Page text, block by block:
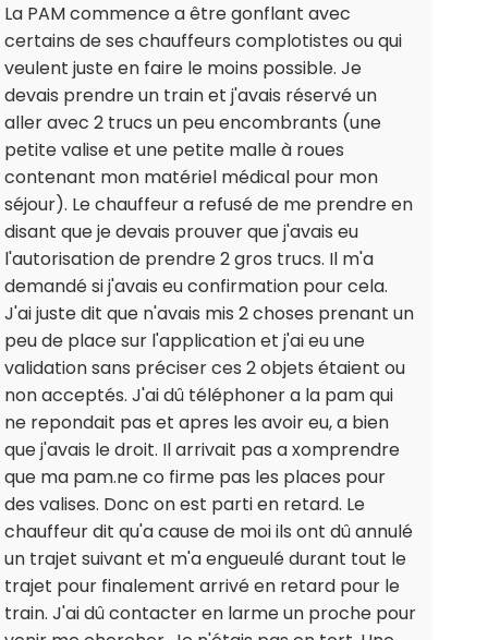
La PAM commence a être gonflant avec
certains de ses chauffeurs complotistes ou qui
veulent juste en faire le moins possible. Je
devais prendre un train et j'avais réservé un
aller avec 2 trucs un peu encombrants (une
petite valise et une petite malle à roues
contenant mon matériel médical pour mon
séjour). Le chauffeur a refusé de me prendre en
disant que je devais prouver que j'avais eu
l'autorisation de prendre 2 gros trucs. Il m'a
demandé si j'avais eu confirmation pour cela.
J'ai juste dit que n'avais mis 2 choses prenant un
peu de place sur l'application et j'ai eu une
validation sans préciser ces 2 objets étaient ou
non acceptés. J'ai dû téléphoner a la pam qui
ne repondait pas et apres les avoir eu, a bien
que j'avais le droit. Il arrivait pas a xomprendre
que ma pam.ne co firme pas les places pour
des valises. Donc on est parti en retard. Le
chauffeur dit qu'a cause de moi ils ont dû annulé
un trajet suivant et m'a engueulé durant tout le
trajet pour finalement arrivé en retard pour le
train. J'ai dû contacter en larme un proche pour